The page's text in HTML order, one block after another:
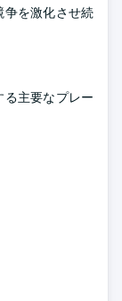
争を激化させ続
主要なプレー